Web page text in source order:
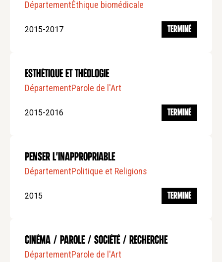
DépartementÉthique biomédicale
2015-2017 TERMINÉ
Esthétique et Théologie
DépartementParole de l'Art
2015-2016 TERMINÉ
Penser l'inappropriable
DépartementPolitique et Religions
2015 TERMINÉ
Cinéma / Parole / Société / Recherche
DépartementParole de l'Art